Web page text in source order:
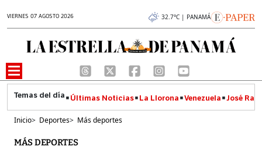
VIERNES 07 AGOSTO 2026 32.7°C | PANAMÁ
Últimas Noticias La Llorona Venezuela José
Inicio> Deportes> Más deportes
MÁS DEPORTES